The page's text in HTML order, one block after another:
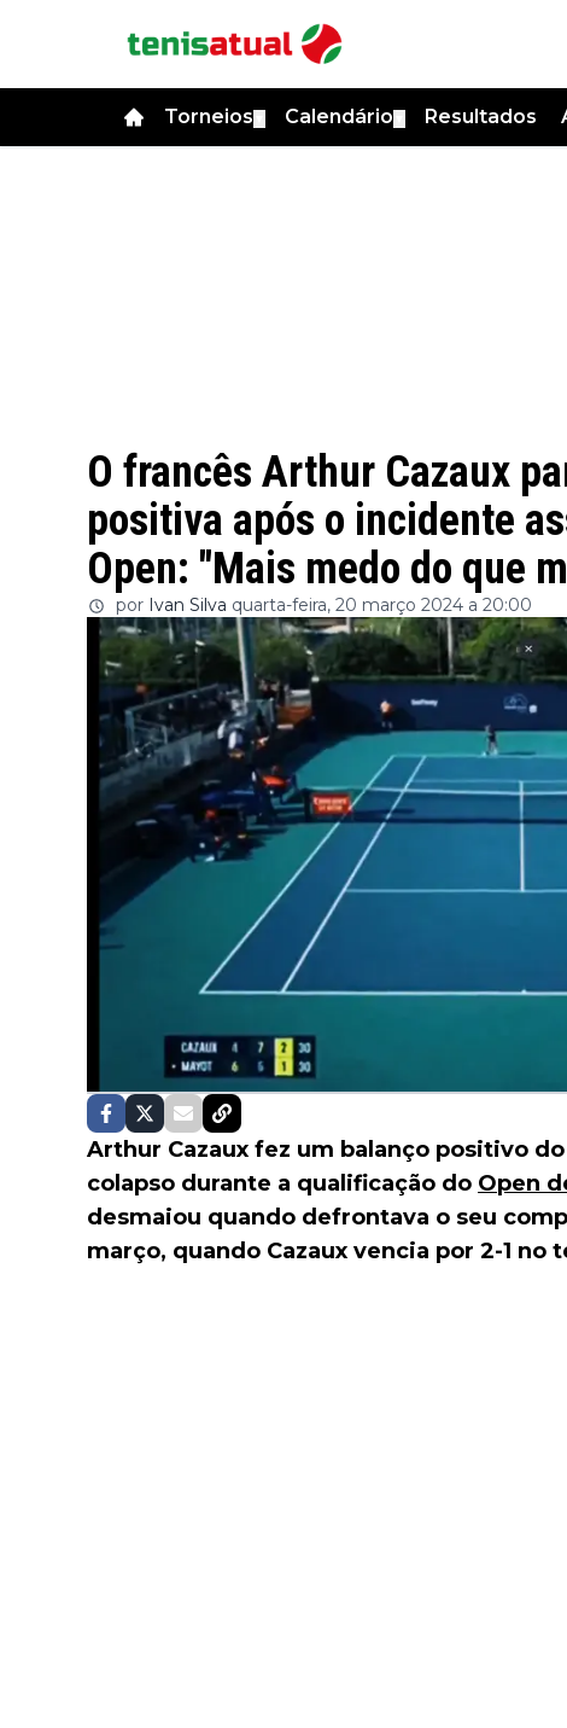
Torneios Calendário Resultados
O francês Arthur Cazaux
positiva após o incidente
Open: "Mais medo do que
por Ivan Silva quarta-feira, 20 março 2024 a 20:00
Arthur Cazaux fez um balanço positivo
colapso durante a qualificação do Open
desmaiou quando defrontava o seu
março, quando Cazaux vencia por 2-1 no